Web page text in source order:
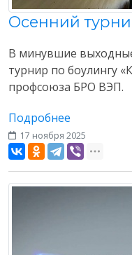
Осенний
В минувшие
турнир по боулингу
профсоюза БРО ВЭП.
Подробнее
17 ноября 2025